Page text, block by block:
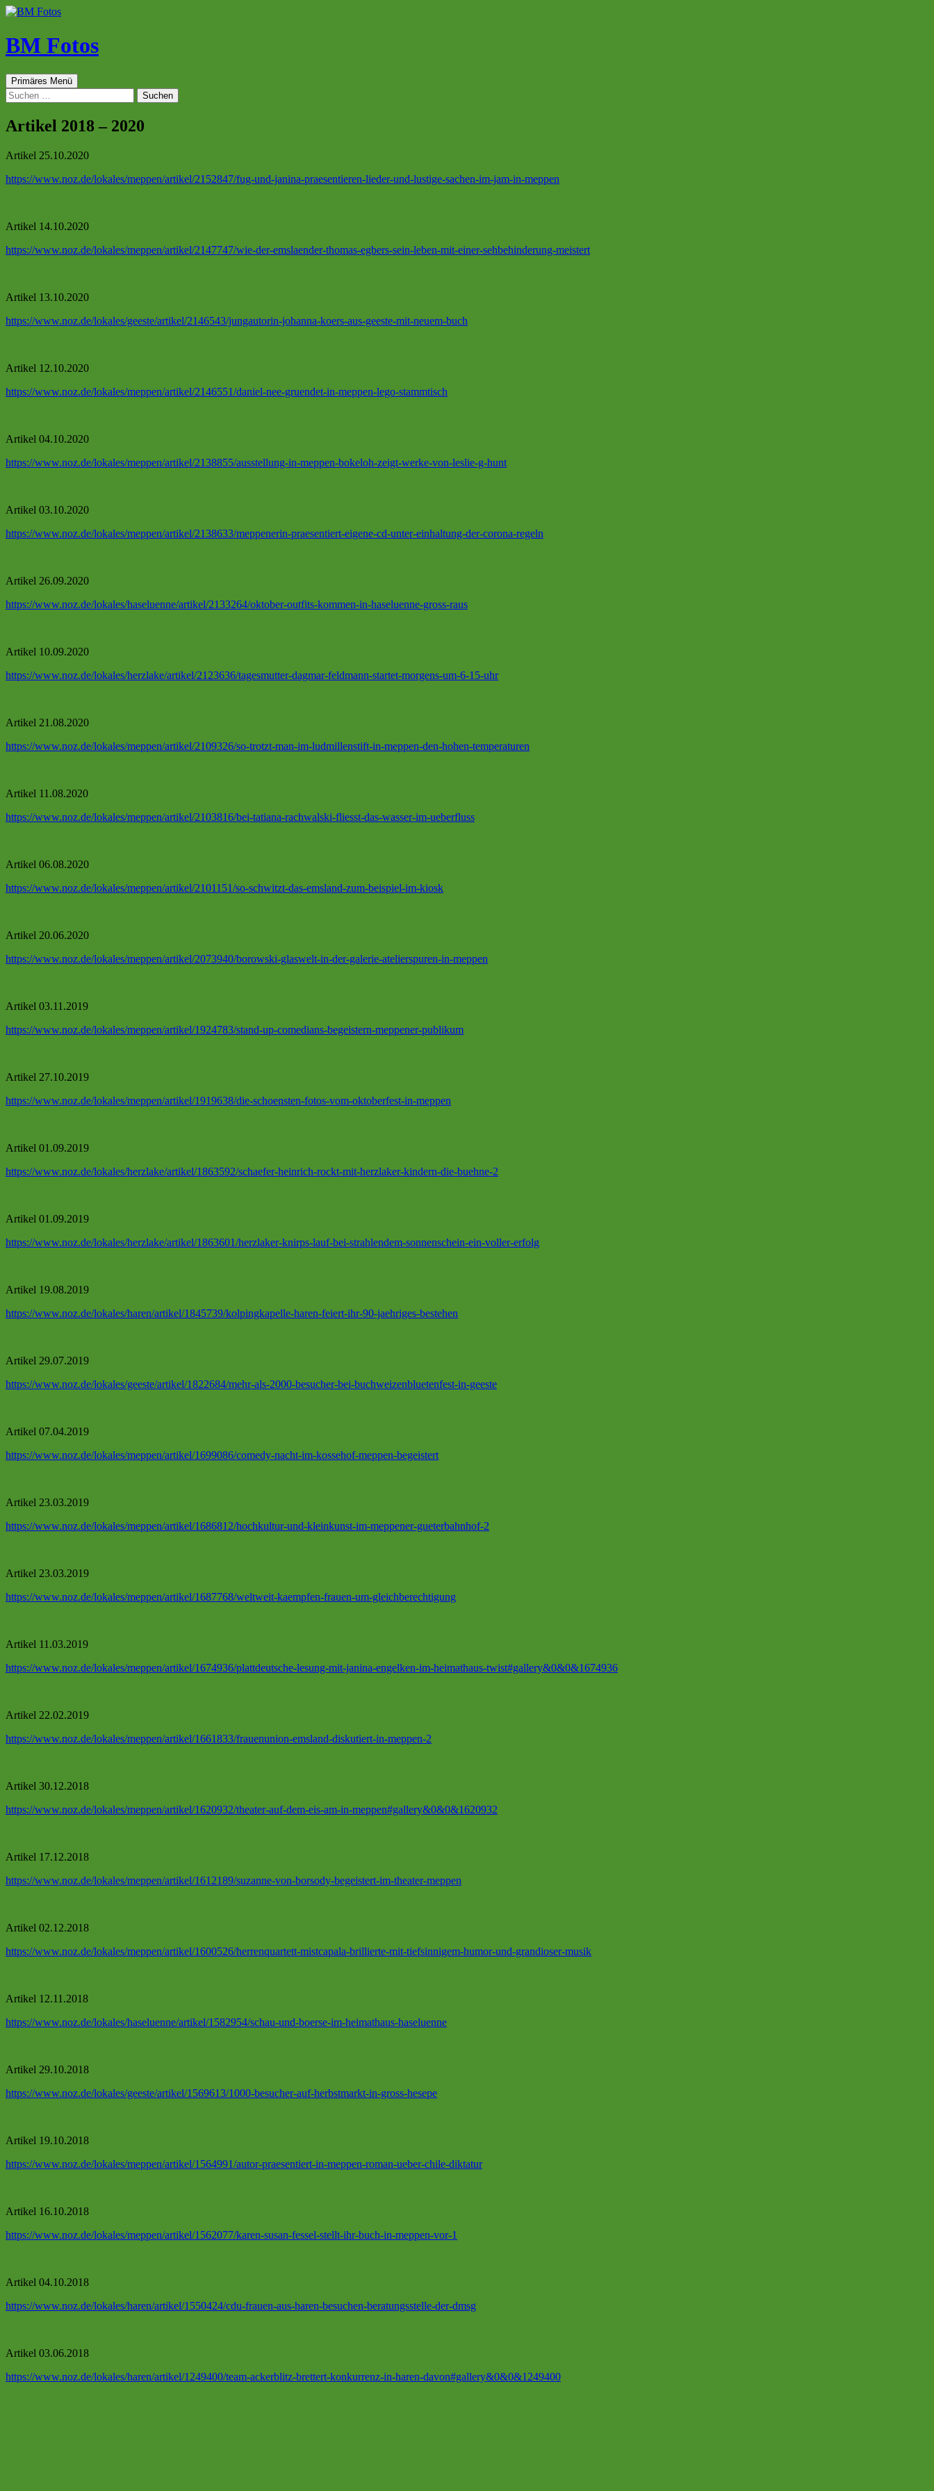
Zum
springen
BM Fotos
Suchen
Primäres Menü
Suchen
nach:
Artikel 2018 – 2020
Artikel 25.10.2020
https://www.noz.de/lokales/meppen/artikel/2152847/fug-und-janina-praesentieren-lieder-und-lustige-sachen-im-jam-in-meppen
Artikel 14.10.2020
https://www.noz.de/lokales/meppen/artikel/2147747/wie-der-emslaender-thomas-egbers-sein-leben-mit-einer-sehbehinderung-meistert
Artikel 13.10.2020
https://www.noz.de/lokales/geeste/artikel/2146543/jungautorin-johanna-koers-aus-geeste-mit-neuem-buch
Artikel 12.10.2020
https://www.noz.de/lokales/meppen/artikel/2146551/daniel-nee-gruendet-in-meppen-lego-stammtisch
Artikel 04.10.2020
https://www.noz.de/lokales/meppen/artikel/2138855/ausstellung-in-meppen-bokeloh-zeigt-werke-von-leslie-g-hunt
Artikel 03.10.2020
https://www.noz.de/lokales/meppen/artikel/2138633/meppenerin-praesentiert-eigene-cd-unter-einhaltung-der-corona-regeln
Artikel 26.09.2020
https://www.noz.de/lokales/haseluenne/artikel/2133264/oktober-outfits-kommen-in-haseluenne-gross-raus
Artikel 10.09.2020
https://www.noz.de/lokales/herzlake/artikel/2123636/tagesmutter-dagmar-feldmann-startet-morgens-um-6-15-uhr
Artikel 21.08.2020
https://www.noz.de/lokales/meppen/artikel/2109326/so-trotzt-man-im-ludmillenstift-in-meppen-den-hohen-temperaturen
Artikel 11.08.2020
https://www.noz.de/lokales/meppen/artikel/2103816/bei-tatiana-rachwalski-fliesst-das-wasser-im-ueberfluss
Artikel 06.08.2020
https://www.noz.de/lokales/meppen/artikel/2101151/so-schwitzt-das-emsland-zum-beispiel-im-kiosk
Artikel 20.06.2020
https://www.noz.de/lokales/meppen/artikel/2073940/borowski-glaswelt-in-der-galerie-atelierspuren-in-meppen
Artikel 03.11.2019
https://www.noz.de/lokales/meppen/artikel/1924783/stand-up-comedians-begeistern-meppener-publikum
Artikel 27.10.2019
https://www.noz.de/lokales/meppen/artikel/1919638/die-schoensten-fotos-vom-oktoberfest-in-meppen
Artikel 01.09.2019
https://www.noz.de/lokales/herzlake/artikel/1863592/schaefer-heinrich-rockt-mit-herzlaker-kindern-die-buehne-2
Artikel 01.09.2019
https://www.noz.de/lokales/herzlake/artikel/1863601/herzlaker-knirps-lauf-bei-strahlendem-sonnenschein-ein-voller-erfolg
Artikel 19.08.2019
https://www.noz.de/lokales/haren/artikel/1845739/kolpingkapelle-haren-feiert-ihr-90-jaehriges-bestehen
Artikel 29.07.2019
https://www.noz.de/lokales/geeste/artikel/1822684/mehr-als-2000-besucher-bei-buchweizenbluetenfest-in-geeste
Artikel 07.04.2019
https://www.noz.de/lokales/meppen/artikel/1699086/comedy-nacht-im-kossehof-meppen-begeistert
Artikel 23.03.2019
https://www.noz.de/lokales/meppen/artikel/1686812/hochkultur-und-kleinkunst-im-meppener-gueterbahnhof-2
Artikel 23.03.2019
https://www.noz.de/lokales/meppen/artikel/1687768/weltweit-kaempfen-frauen-um-gleichberechtigung
Artikel 11.03.2019
https://www.noz.de/lokales/meppen/artikel/1674936/plattdeutsche-lesung-mit-janina-engelken-im-heimathaus-twist#gallery&0&0&1674936
Artikel 22.02.2019
https://www.noz.de/lokales/meppen/artikel/1661833/frauenunion-emsland-diskutiert-in-meppen-2
Artikel 30.12.2018
https://www.noz.de/lokales/meppen/artikel/1620932/theater-auf-dem-eis-am-in-meppen#gallery&0&0&1620932
Artikel 17.12.2018
https://www.noz.de/lokales/meppen/artikel/1612189/suzanne-von-borsody-begeistert-im-theater-meppen
Artikel 02.12.2018
https://www.noz.de/lokales/meppen/artikel/1600526/herrenquartett-mistcapala-brillierte-mit-tiefsinnigem-humor-und-grandioser-musik
Artikel 12.11.2018
https://www.noz.de/lokales/haseluenne/artikel/1582954/schau-und-boerse-im-heimathaus-haseluenne
Artikel 29.10.2018
https://www.noz.de/lokales/geeste/artikel/1569613/1000-besucher-auf-herbstmarkt-in-gross-hesepe
Artikel 19.10.2018
https://www.noz.de/lokales/meppen/artikel/1564991/autor-praesentiert-in-meppen-roman-ueber-chile-diktatur
Artikel 16.10.2018
https://www.noz.de/lokales/meppen/artikel/1562077/karen-susan-fessel-stellt-ihr-buch-in-meppen-vor-1
Artikel 04.10.2018
https://www.noz.de/lokales/haren/artikel/1550424/cdu-frauen-aus-haren-besuchen-beratungsstelle-der-dmsg
Artikel 03.06.2018
https://www.noz.de/lokales/haren/artikel/1249400/team-ackerblitz-brettert-konkurrenz-in-haren-davon#gallery&0&0&1249400